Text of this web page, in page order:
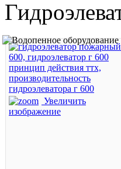
Увеличить
изображение